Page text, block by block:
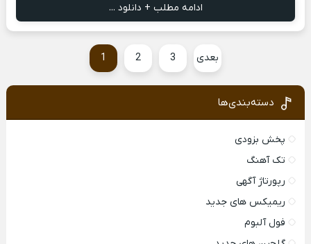
ادامه مطلب + دانلود ...
1 2 3 بعدی
دسته‌بندی‌ها
پخش بزودی
تک آهنگ
رپورتاژ آگهی
ریمیکس های جدید
فول آلبوم